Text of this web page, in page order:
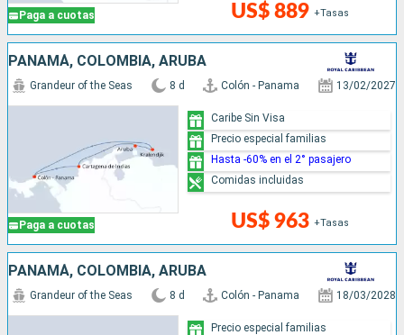
Paga a cuotas US$ 889 +Tasas
PANAMÁ, COLOMBIA, ARUBA
Paga a cuotas
Grandeur of the Seas 8 d Colón - Panama 13/02/2027
US$ 963 +Tasas
Caribe Sin Visa
Precio especial familias
Hasta -60% en el 2° pasajero
Comidas incluidas
PANAMÁ, COLOMBIA, ARUBA
Grandeur of the Seas 8 d Colón - Panama 18/03/2028
Precio especial familias